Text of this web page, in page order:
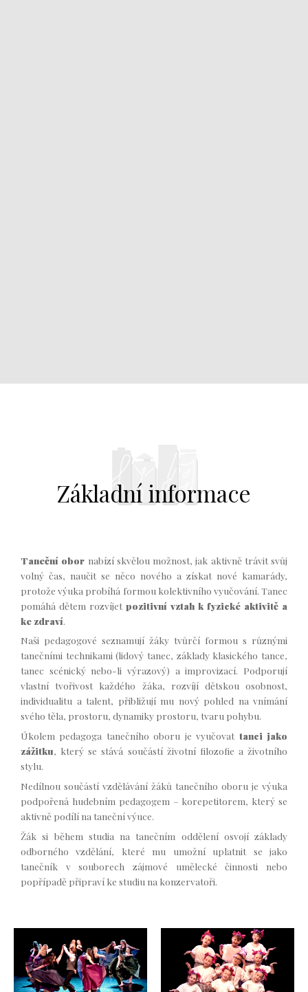
Základní informace
Taneční obor nabízí skvělou možnost, jak aktivně trávit svůj
volný čas, naučit se něco nového a získat nové kamarády,
protože výuka probíhá formou kolektivního vyučování. Tanec
pomáhá dětem rozvíjet pozitivní vztah k fyzické aktivitě a
ke zdraví.
Naši pedagogové seznamují žáky tvůrčí formou s různými
tanečními technikami (lidový tanec, základy klasického tance,
tanec scénický nebo-li výrazový) a improvizací. Podporují
vlastní tvořivost každého žáka, rozvíjí dětskou osobnost,
individualitu a talent, přibližují mu nový pohled na vnímání
svého těla, prostoru, dynamiky prostoru, tvaru pohybu.
Úkolem pedagoga tanečního oboru je vyučovat tanci jako
zážitku, který se stává součástí životní filozofie a životního
stylu.
Nedílnou součástí vzdělávání žáků tanečního oboru je výuka
podpořená hudebním pedagogem – korepetitorem, který se
aktivně podílí na taneční výuce.
Žák si během studia na tanečním oddělení osvojí základy
odborného vzdělání, které mu umožní uplatnit se jako
tanečník v souborech zájmové umělecké činnosti nebo
popřípadě připraví ke studiu na konzervatoři.